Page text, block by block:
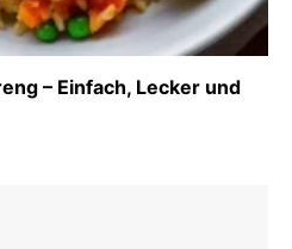
– Einfach, Lecker und